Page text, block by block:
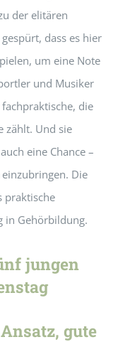
der elitären
dass es hier
um eine Note
und Musiker
die
zählt. Und sie
eine Chance –
Die
praktische
in Gehörbildung.
jungen
gute